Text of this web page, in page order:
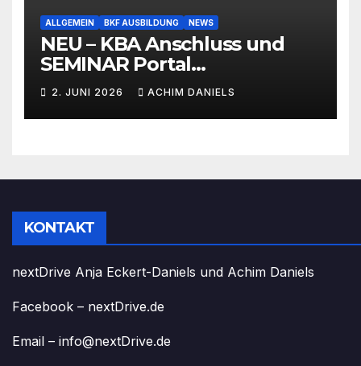
ALLGEMEIN BKF AUSBILDUNG NEWS
NEU – KBA Anschluss und
SEMINAR Portal
AKTIONSPREISE!!! Bis zu 50%
RABATT
2. JUNI 2026 ACHIM DANIELS
KONTAKT
nextDrive Anja Eckert-Daniels und Achim Daniels
Facebook – nextDrive.de
Email – info@nextDrive.de